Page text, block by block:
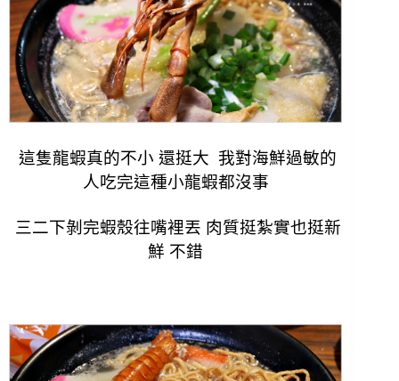
這隻龍蝦真的不小 還挺大 我對海鮮過敏的
人吃完這種小龍蝦都沒事
三二下剝完蝦殼往嘴裡丟 肉質挺紮實也挺新
鮮 不錯